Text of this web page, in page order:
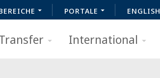
PORTALE ENGLISH
International